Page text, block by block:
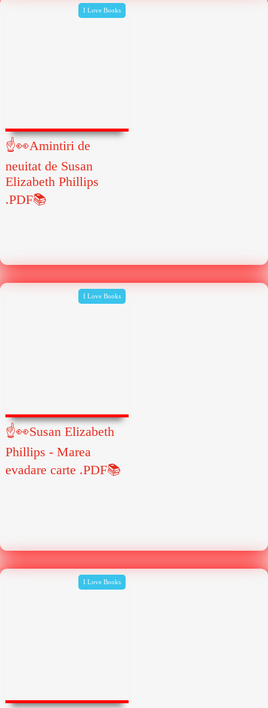
I Love Books
☝👀Amintiri de
neuitat de Susan
Elizabeth Phillips
.PDF📚
I Love Books
☝👀Susan Elizabeth
Phillips - Marea
evadare carte .PDF📚
I Love Books